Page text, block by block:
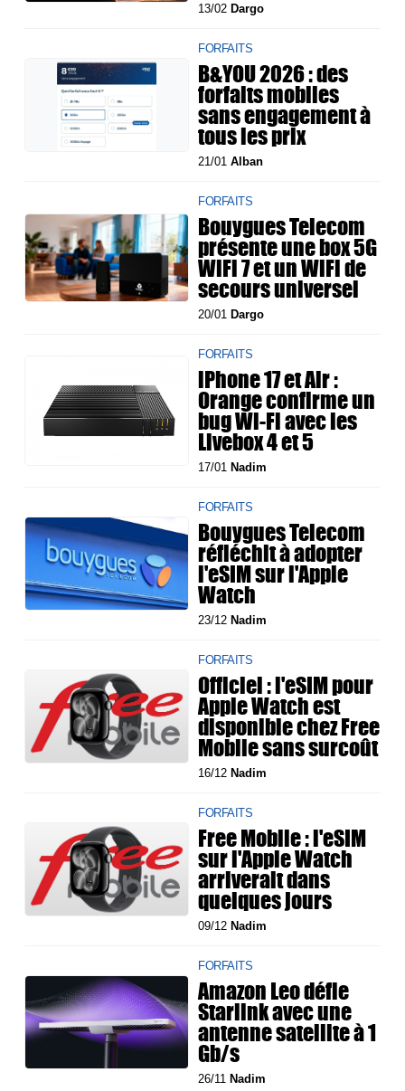
13/02 Dargo
FORFAITS
B&YOU 2026 : des
forfaits mobiles
sans engagement à
tous les prix
21/01Alban
FORFAITS
Bouygues Telecom
présente une box 5G
WiFi 7 et un WiFi de
secours universel
20/01 Dargo
FORFAITS
iPhone 17 et Air :
Orange confirme un
bug Wi-Fi avec les
Livebox 4 et 5
17/01 Nadim
FORFAITS
Bouygues Telecom
réfléchit à adopter
l'eSIM sur l'Apple
Watch
23/12 Nadim
FORFAITS
Officiel : l'eSIM pour
Apple Watch est
disponible chez Free
Mobile sans surcoût
16/12 Nadim
FORFAITS
Free Mobile : l'eSIM
sur l'Apple Watch
arriverait dans
quelques jours
09/12 Nadim
FORFAITS
Amazon Leo défie
Starlink avec une
antenne satellite à 1
Gb/s
26/11 Nadim